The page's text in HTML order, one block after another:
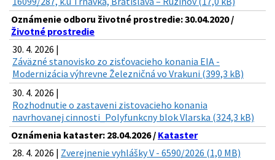
Oznámenie odboru životné prostredie: 30.04.2020 /
Životné prostredie
30. 4. 2026 |
Záväzné stanovisko zo zisťovacieho konania EIA -
Modernizácia výhrevne Železničná vo Vrakuni (399,3 kB)
30. 4. 2026 |
Rozhodnutie o zastaveni zistovacieho konania
navrhovanej cinnosti_Polyfunkcny blok Vlarska (324,3 kB)
Oznámenia kataster: 28.04.2026 / Kataster
28. 4. 2026 | Zverejnenie vyhlášky V - 6590/2026 (1,0 MB)